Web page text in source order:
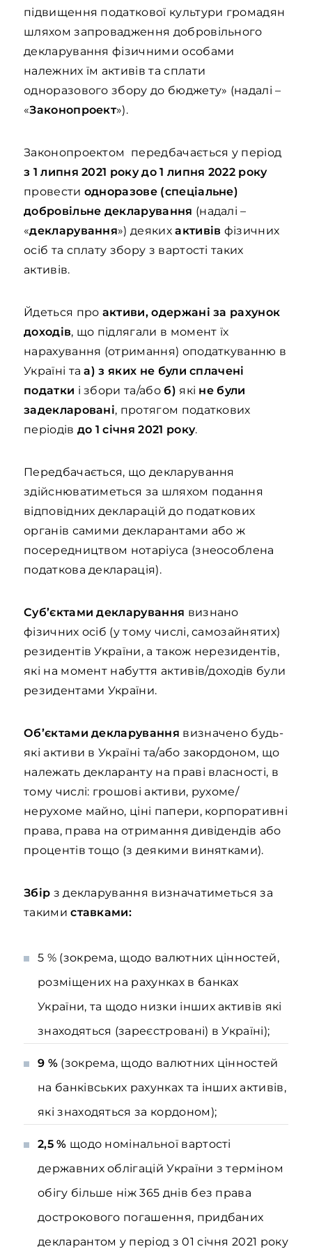
підвищення податкової культури громадян
шляхом запровадження добровільного
декларування фізичними особами
належних їм активів та сплати
одноразового збору до бюджету» (надалі –
«Законопроект»).
Законопроектом передбачається у період
з 1 липня 2021 року до 1 липня 2022 року
провести одноразове (спеціальне)
добровільне декларування (надалі –
«декларування») деякихактивів фізичних
осіб та сплату збору з вартості таких
активів.
Йдеться про активи, одержані за рахунок
доходів, що підлягали в момент їх
нарахування (отримання) оподаткуванню в
Україні таа) з яких не були сплачені
податки і збори та/абоб) які не були
задекларовані, протягом податкових
періодів до 1 січня 2021 року.
Передбачається, що декларування
здійснюватиметься за шляхом подання
відповідних декларацій до податкових
органів самими декларантами або ж
посередництвом нотаріуса (знеособлена
податкова декларація).
Суб’єктами декларування визнано
фізичних осіб (у тому числі, самозайнятих)
резидентів України, а також нерезидентів,
які на момент набуття активів/доходів були
резидентами України.
Об’єктами декларування визначено будь-
які активи в Україні та/або закордоном, що
належать декларанту на праві власності, в
тому числі: грошові активи, рухоме/
нерухоме майно, ціні папери, корпоративні
права, права на отримання дивідендів або
процентів тощо (з деякими винятками).
Збір з декларування визначатиметься за
такимиставками:
5 % (зокрема, щодо валютних цінностей,
розміщених на рахунках в банках
України, та щодо низки інших активів які
знаходяться (зареєстровані) в Україні);
9 %(зокрема, щодо валютних цінностей
на банківських рахунках та інших активів,
які знаходяться за кордоном);
2,5 % щодо номінальної вартості
державних облігацій України з терміном
обігу більше ніж 365 днів без права
дострокового погашення, придбаних
декларантом у період з 01 січня 2021 року